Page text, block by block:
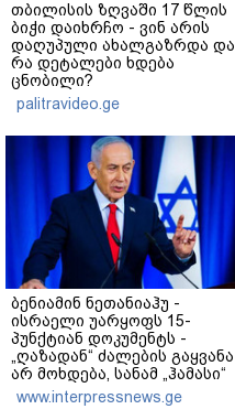
თბილისის ზღვაში 17 წლის
ბიჭი დაიხრჩო - ვინ არის
დაღუპული ახალგაზრდა და
რა დეტალები ხდება
ცნობილი?
palitravideo.ge
ბენიამინ ნეთანიაჰუ -
ისრაელი უარყოფს 15-
პუნქტიან დოკუმენტს -
„ღაზადან“ ძალების გაყვანა
არ მოხდება, სანამ „ჰამასი“
ნამდვილად არ
განიარაღდება
www.interpressnews.ge